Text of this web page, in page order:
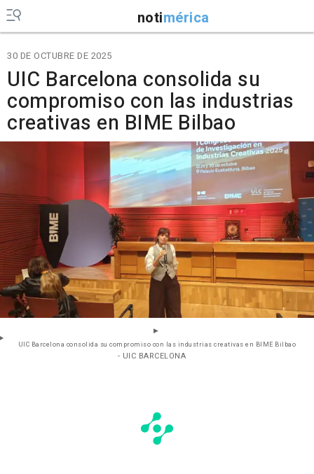
notimérica
30 DE OCTUBRE DE 2025
UIC Barcelona consolida su
compromiso con las industrias
creativas en BIME Bilbao
UIC Barcelona consolida su compromiso con las industrias creativas en BIME Bilbao
- UIC BARCELONA